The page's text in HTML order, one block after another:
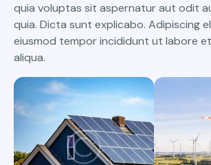
quia voluptas sit aspernatur aut odit
quia. Dicta sunt explicabo. Adipiscing
eiusmod tempor incididunt ut labore
aliqua.